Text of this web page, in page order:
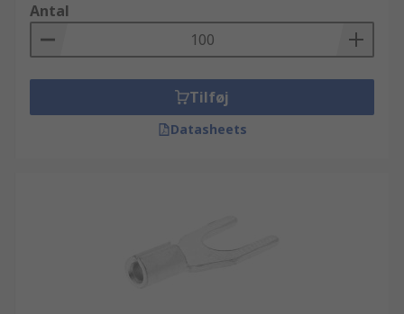
Antal
Tilføj
Datasheets